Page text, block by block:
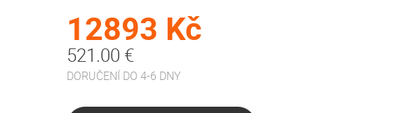
12893 Kč
521.00 €
DORUČENÍ DO 4-6 DNY